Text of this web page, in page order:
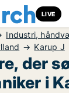
LIVE
Industri,
Karup J
der
i